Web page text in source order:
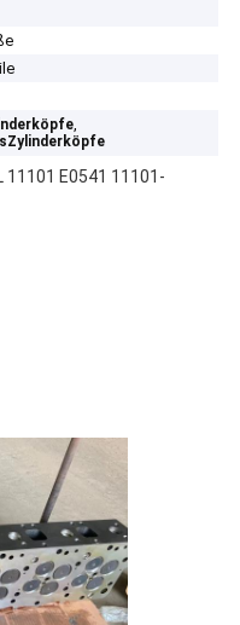
,
11101 E0541 11101-